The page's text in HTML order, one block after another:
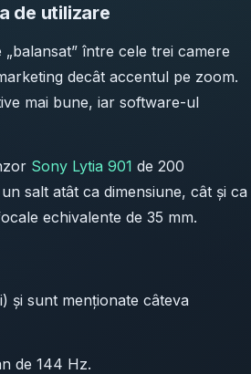
de utilizare
între cele trei camere
decât accentul pe zoom.
mai bune, iar software-ul
Sony Lytia 901 de 200
salt atât ca dimensiune, cât și ca
echivalente de 35 mm.
și sunt menționate câteva
de 144 Hz.